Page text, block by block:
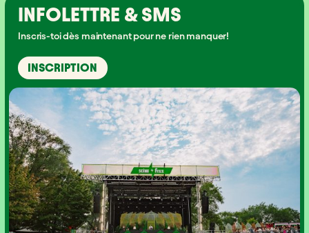
INFOLETTRE & SMS
Inscris-toi dès maintenant pour ne rien manquer!
INSCRIPTION